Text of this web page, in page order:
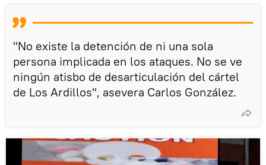
"No existe la detención de ni una sola
persona implicada en los ataques. No se ve
ningún atisbo de desarticulación del cártel
de Los Ardillos", asevera Carlos González.